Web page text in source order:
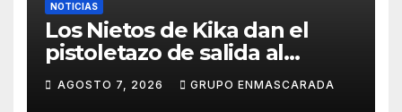
NOTICIAS
Los Nietos de Kika dan el
pistoletazo de salida al
Carnaval 2027 con el inicio de
sus ensayos
AGOSTO 7, 2026 GRUPO ENMASCARADA